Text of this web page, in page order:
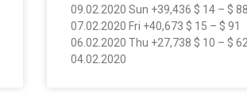
09.02.2020 Sun +39,436 $ 14 – $ 88
07.02.2020 Fri +40,673 $ 15 – $ 91
06.02.2020 Thu +27,738 $ 10 – $ 62
04.02.2020